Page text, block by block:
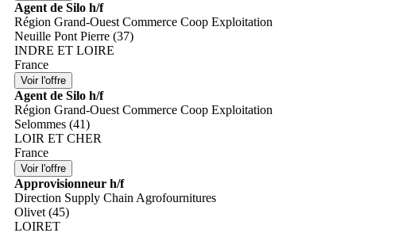
Agent de Silo h/f
Région Grand-Ouest Commerce Coop Exploitation
Neuille Pont Pierre (37)
INDRE ET LOIRE
France
Agent de Silo h/f
Région Grand-Ouest Commerce Coop Exploitation
Selommes (41)
LOIR ET CHER
France
Approvisionneur h/f
Direction Supply Chain Agrofournitures
Olivet (45)
LOIRET